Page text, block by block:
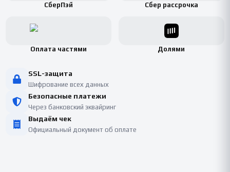
СберПэй Сбер рассрочка
Оплата частями Долями
SSL-защита
Шифрование всех данных
Безопасные платежи
Через банковский эквайринг
Выдаём чек
Официальный документ об оплате